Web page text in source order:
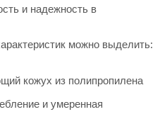
и надежность в
можно выделить:
кожух из полипропилена
и умеренная